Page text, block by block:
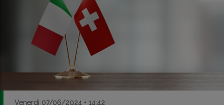
Venerdì 07/06/2024 • 14:42